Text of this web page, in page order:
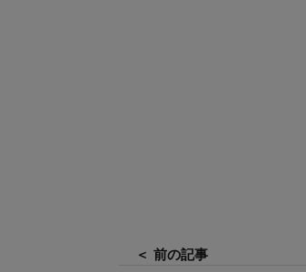
＜ 前の記事